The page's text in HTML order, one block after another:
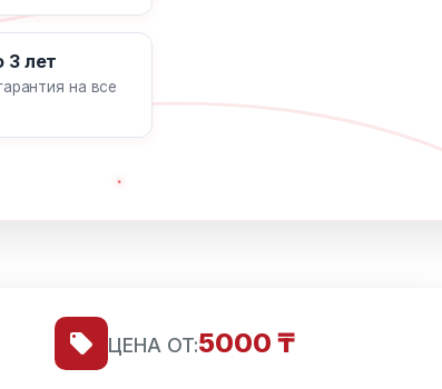
3 лет
на все
ЦЕНА ОТ:5000 ₸